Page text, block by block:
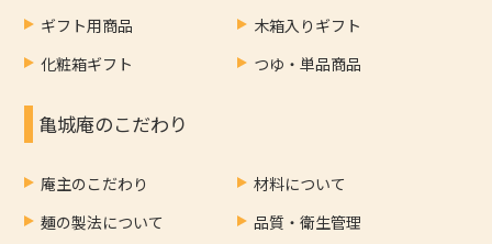
ギフト用商品
木箱入りギフト
化粧箱ギフト
つゆ・単品商品
亀城庵のこだわり
庵主のこだわり
材料について
麺の製法について
品質・衛生管理